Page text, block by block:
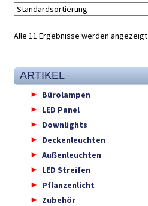
Alle 11 Ergebnisse werden angezeigt
ARTIKEL
Bürolampen
LED Panel
Downlights
Deckenleuchten
Außenleuchten
LED Streifen
Pflanzenlicht
Zubehör